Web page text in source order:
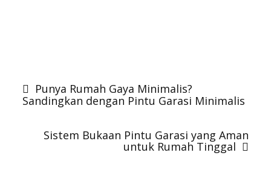
Punya Rumah Gaya Minimalis?
Sandingkan dengan Pintu Garasi Minimalis
Sistem Bukaan Pintu Garasi yang Aman
untuk Rumah Tinggal